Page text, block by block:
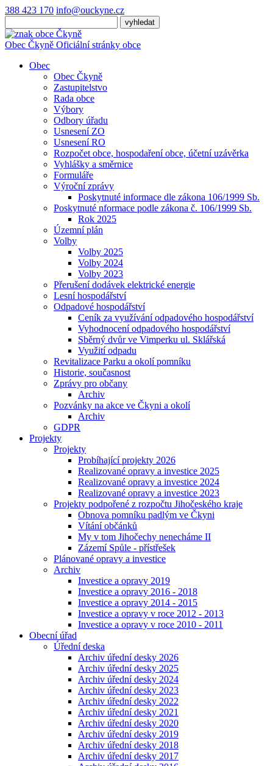
388 423 170 info@ouckyne.cz
Obec Čkyně Oficiální stránky obce
Obec
Obec Čkyně
Zastupitelstvo
Rada obce
Výbory
Odbory úřadu
Usnesení ZO
Usnesení RO
Rozpočet obce, hospodaření obce, účetní uzávěrka
Vyhlášky a směrnice
Formuláře
Výroční zprávy
Poskytnuté informace dle zákona 106/1999 Sb.
Poskytnuté nformace podle zákona č. 106/1999 Sb.
Rok 2025
Územní plán
Volby
Volby 2025
Volby 2024
Volby 2023
Přerušení dodávek elektrické energie
Lesní hospodářství
Odpadové hospodářství
Ceník za využívání odpadového hospodářství
Vyhodnocení odpadového hospodářství
Sběrný dvůr ve Vimperku ul. Sklářská
Využití odpadu
Revitalizace Parku a okolí pomníku
Historie, současnost
Zprávy pro občany
Archiv
Pozvánky na akce ve Čkyni a okolí
Archiv
GDPR
Projekty
Projekty
Probíhající projekty 2026
Realizované opravy a investice 2025
Realizované opravy a investice 2024
Realizované opravy a investice 2023
Projekty podpořené z rozpočtu Jihočeského kraje
Obnova pomníku padlým ve Čkyni
Vítání občánků
My v tom Jihočechy nenecháme II
Zázemí Spůle - přístřešek
Plánované opravy a investice
Archiv
Investice a opravy 2019
Investice a opravy 2016 - 2018
Investice a opravy 2014 - 2015
Investice a opravy v roce 2012 - 2013
Investice a opravy v roce 2010 - 2011
Obecní úřad
Úřední deska
Archiv úřední desky 2026
Archiv úřední desky 2025
Archiv úřední desky 2024
Archiv úřední desky 2023
Archiv úřední desky 2022
Archiv úřední desky 2021
Archiv úřední desky 2020
Archiv úřední desky 2019
Archiv úřední desky 2018
Archiv úřední desky 2017